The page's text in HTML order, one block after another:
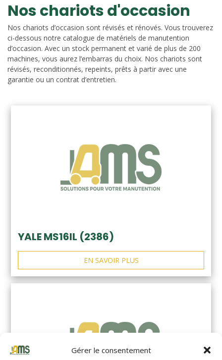
Gérer le consentement
Nos chariots d'occasion
Nos chariots d’occasion sont révisés et rénovés. Vous trouverez
ci-dessous notre catalogue de matériels de manutention
d’occasion. Avec un stock permanent et varié de plus de 200
machines, vous aurez l’embarras du choix. Nos chariots sont
révisés, reconditionnés, repeints, prêts à partir avec une
garantie ou un contrat d’entretien.
YALE MS16IL (2386)
EN SAVOIR PLUS